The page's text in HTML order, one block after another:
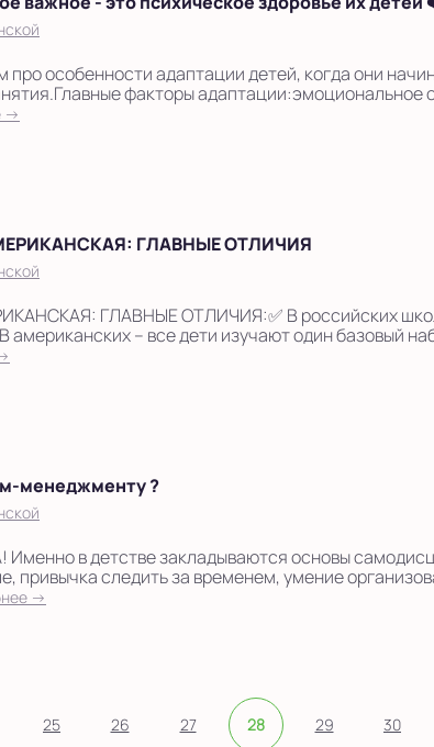
про особенности адаптации детей, когда они
факторы адаптации:эмоциональное
→
ГЛАВНЫЕ ОТЛИЧИЯ
ГЛАВНЫЕ ОТЛИЧИЯ:✅ В российских
американских – все дети изучают один базовый
менеджменту ?
в детстве закладываются основы
привычка следить за временем, умение
→
25 26 27 28 29 30